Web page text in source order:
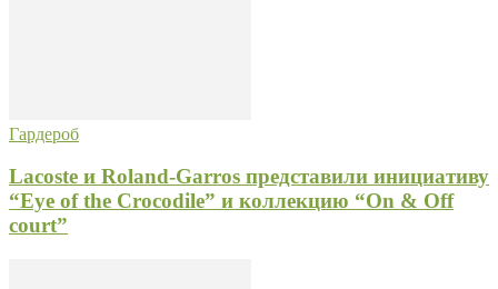
Гардероб
Lacoste и Roland-Garros представили инициативу
“Eye of the Crocodile” и коллекцию “On & Off
court”